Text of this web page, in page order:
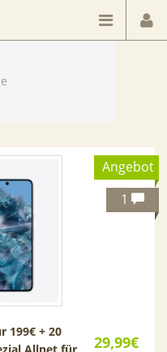
Angebot
1
29,99€
199€ + 20